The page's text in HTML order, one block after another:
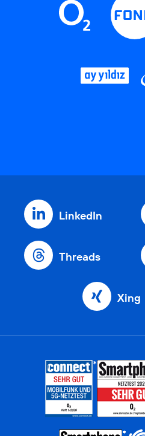
LinkedIn
Threads
Xing